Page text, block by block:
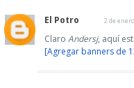
El Potro 2 de
Claro Andersj, aquí
[Agregar banners de